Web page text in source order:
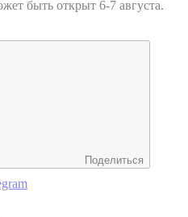
быть открыт 6-7 августа.
Поделиться